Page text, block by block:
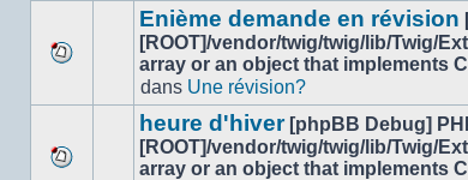
message
nouveau
message
Enième demande en révision
[ROOT]/vendor/twig/twig/lib/Twig/
array or an object that implements
dans Une révision?
heure d'hiver [phpBB Debug]
[ROOT]/vendor/twig/twig/lib/Twig/
array or an object that implements